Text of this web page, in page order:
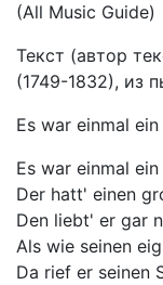
(All Music Guide)
Текст (автор
(1749-1832), из
Es war einmal ein
Es war einmal ein
Der hatt' einen
Den liebt' er gar
Als wie seinen
Da rief er seinen